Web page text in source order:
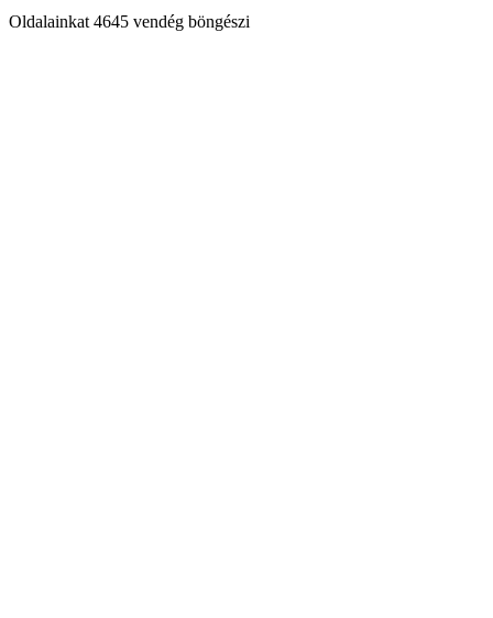
Oldalainkat 4645 vendég böngészi